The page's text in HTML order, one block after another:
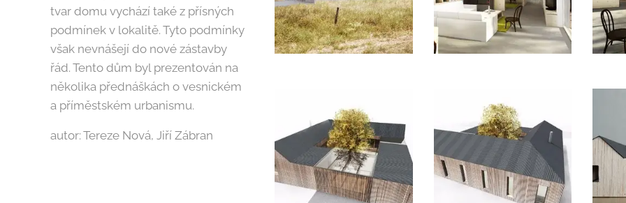
tvar domu vychází také z přísných
podmínek v lokalitě. Tyto podmínky
však nevnášejí do nové zástavby
řád. Tento dům byl prezentován na
několika přednáškách o vesnickém
a příměstském urbanismu.
autor: Tereze Nová, Jiří Zábran